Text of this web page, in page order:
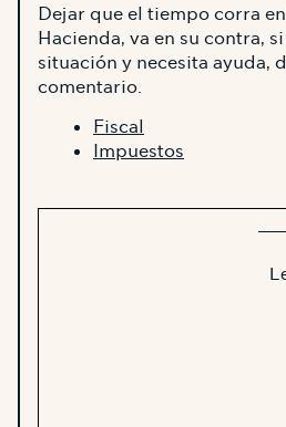
Dejar que el tiempo corra
Hacienda, va en su contra,
situación y necesita ayuda,
comentario.
Fiscal
Impuestos